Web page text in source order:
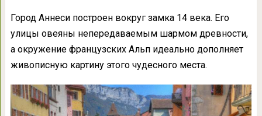
Город Аннеси построен вокруг замка 14 века. Его
улицы овеяны непередаваемым шармом древности,
а окружение французских Альп идеально дополняет
живописную картину этого чудесного места.